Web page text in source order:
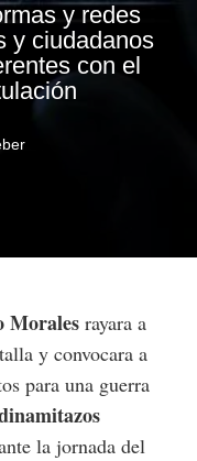
y redes
y ciudadanos
con el
Morales rayara a
y convocara a
para una guerra
la jornada del